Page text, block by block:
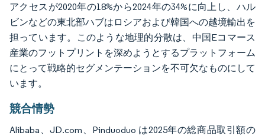
アクセスが2020年の18%から2024年の34%に向上し、ハル
ビンなどの東北部ハブはロシアおよび韓国への越境輸出を
担っています。このような地理的分散は、中国Eコマース
産業のフットプリントを深めようとするプラットフォーム
にとって戦略的セグメンテーションを不可欠なものにして
います。
競合情勢
Alibaba、JD.com、Pinduoduo は2025年の総商品取引額の